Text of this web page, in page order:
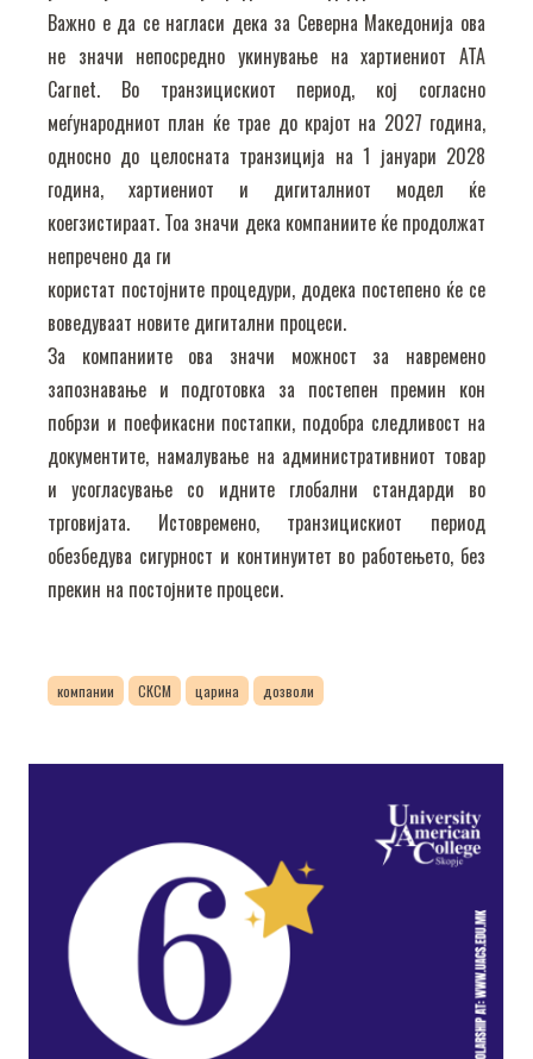
Важно е да се нагласи дека за Северна Македонија ова
не значи непосредно укинување на хартиениот ATA
Carnet. Во транзицискиот период, кој согласно
меѓународниот план ќе трае до крајот на 2027 година,
односно до целосната транзиција на 1 јануари 2028
година, хартиениот и дигиталниот модел ќе
коегзистираат. Тоа значи дека компаниите ќе продолжат
непречено да ги
користат постојните процедури, додека постепено ќе се
воведуваат новите дигитални процеси.
За компаниите ова значи можност за навремено
запознавање и подготовка за постепен премин кон
побрзи и поефикасни постапки, подобра следливост на
документите, намалување на административниот товар
и усогласување со идните глобални стандарди во
трговијата. Истовремено, транзицискиот период
обезбедува сигурност и континуитет во работењето, без
прекин на постојните процеси.
компании СКСМ царина дозволи